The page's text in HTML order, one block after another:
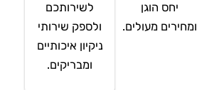
יחס הוגן
ומחירים מעולים.
לשירותכם
ולספק שירותי
ניקיון איכותיים
ומבריקים.